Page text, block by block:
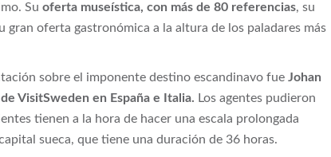
Su oferta museística, con más de 80 referencias, su
gran oferta gastronómica a la altura de los paladares más
sobre el imponente destino escandinavo fue Johan
VisitSweden en España e Italia. Los agentes pudieron
tienen a la hora de hacer una escala prolongada
sueca, que tiene una duración de 36 horas.